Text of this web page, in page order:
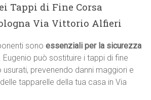
Tappi di Fine Corsa
Via Vittorio Alfieri
sonoessenziali per la sicurezza
. Eugenio può sostituire i tappi di fine
prevenendo danni maggiori e
tapparelle della tua casa in Via